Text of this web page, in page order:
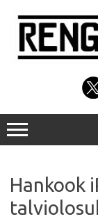
content
Hankook